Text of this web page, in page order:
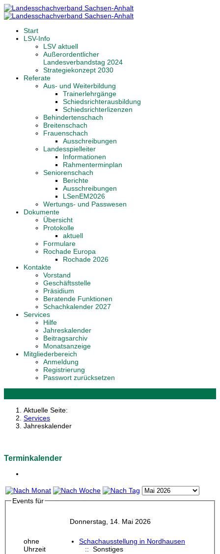
Start
LSV-Info
LSV aktuell
Außerordentlicher
Landesverbandstag 2024
Strategiekonzept 2030
Referate
Aus- und Weiterbildung
Trainerlehrgänge
Schiedsrichterausbildung
Schiedsrichterlizenzen
Behindertenschach
Breitenschach
Frauenschach
Ausschreibungen
Landesspielleiter
Informationen
Rahmenterminplan
Seniorenschach
Berichte
Ausschreibungen
LSenEM2026
Wertungs- und Passwesen
Dokumente
Übersicht
Protokolle
aktuell
Formulare
Rochade Europa
Rochade 2026
Kontakte
Vorstand
Geschäftsstelle
Präsidium
Beratende Funktionen
Schachkalender 2027
Services
Hilfe
Jahreskalender
Beitragsarchiv
Monatsanzeige
Mitgliederbereich
Anmeldung
Registrierung
Passwort zurücksetzen
Aktuelle Seite:
Services
Jahreskalender
Terminkalender
Events für
Donnerstag, 14. Mai 2026
ohne
Uhrzeit
Schachausstellung in Nordhausen
:: Sonstiges